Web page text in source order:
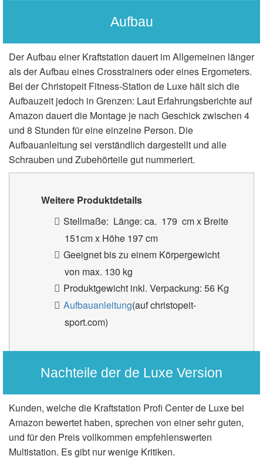
Aufbau
Der Aufbau einer Kraftstation dauert im Allgemeinen länger
als der Aufbau eines Crosstrainers oder eines Ergometers.
Bei der Christopeit Fitness-Station de Luxe hält sich die
Aufbauzeit jedoch in Grenzen: Laut Erfahrungsberichte auf
Amazon dauert die Montage je nach Geschick zwischen 4
und 8 Stunden für eine einzelne Person. Die
Aufbauanleitung sei verständlich dargestellt und alle
Schrauben und Zubehörteile gut nummeriert.
Weitere Produktdetails
Stellmaße: Länge: ca. 179 cm x Breite
151cm x Höhe 197 cm
Geeignet bis zu einem Körpergewicht
von max. 130 kg
Produktgewicht inkl. Verpackung: 56 Kg
Aufbauanleitung(auf christopeit-
sport.com)
Nachteile der de Luxe Version
Kunden, welche die Kraftstation Profi Center de Luxe bei
Amazon bewertet haben, sprechen von einer sehr guten,
und für den Preis vollkommen empfehlenswerten
Multistation. Es gibt nur wenige Kritiken.